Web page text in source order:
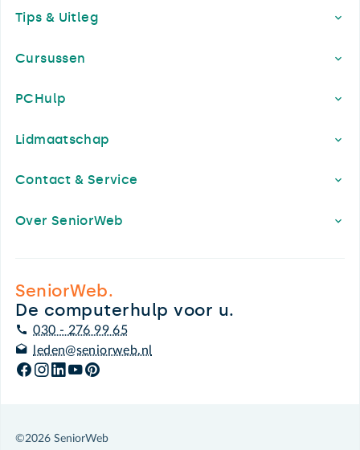
Tips & Uitleg
Cursussen
PCHulp
Lidmaatschap
Contact & Service
Over SeniorWeb
SeniorWeb.
De computerhulp voor u.
030 - 276 99 65
leden@seniorweb.nl
©2026 SeniorWeb